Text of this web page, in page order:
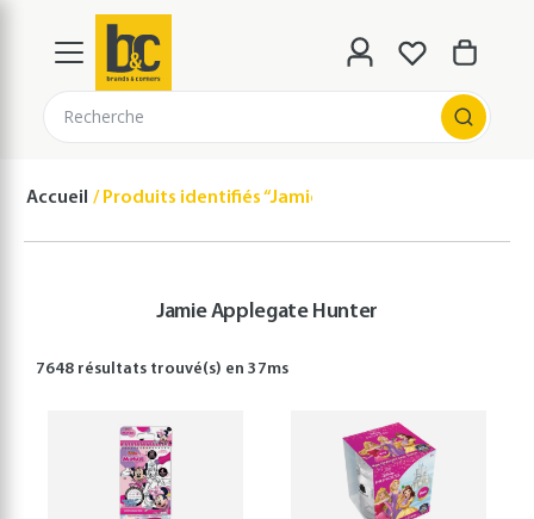
Recherche
Accueil Produits identifiés “Jamie Applegate Hunter”
Jamie Applegate Hunter
7648 résultats trouvé(s) en37ms